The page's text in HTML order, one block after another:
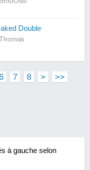
Double
7 8 > >>
à gauche selon